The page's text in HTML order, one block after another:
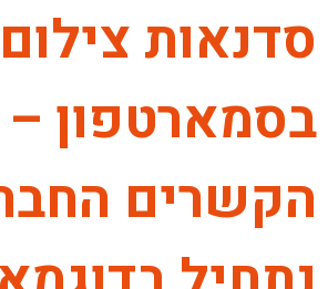
סדנאות צילום
בסמארטפון –
הקשרים